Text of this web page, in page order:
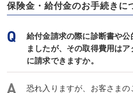
保険金・給付金のお手続きに
給付金請求の際に診断書や
ましたが、その取得費用は
に請求できますか。
恐れ入りますが、お客さまの